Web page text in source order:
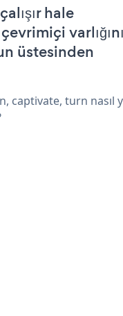
hale
varlığını
üstesinden
turn nasıl